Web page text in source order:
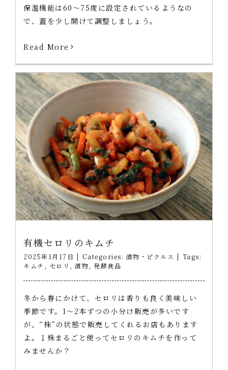
保温機能は60～75度に設定されているようなの
で、蓋を少し開けて調整しましょう。
Read More
有機セロリのキムチ
2025年1月17日 | Categories: 漬物・ピクルス | Tags:
キムチ
セロリ 漬物 発酵食品
冬から春にかけて、セロリは香りも良く美味しい
季節です。1～2本ずつの小分け販売が多いです
が、“株”の状態で販売してくれるお店もあります
よ。１株まるごと使ってセロリのキムチを作って
みませんか？